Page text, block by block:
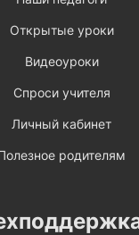
Открытые уроки
Видеоуроки
Спроси учителя
Личный кабинет
родителям